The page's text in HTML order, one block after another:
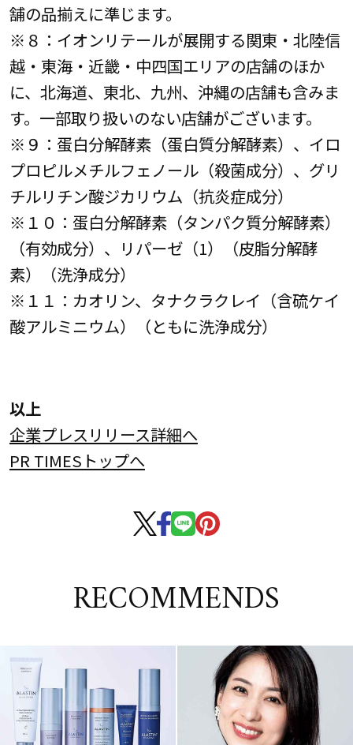
舗の品揃えに準じます。
※８：イオンリテールが展開する関東・北陸信
越・東海・近畿・中四国エリアの店舗のほか
に、北海道、東北、九州、沖縄の店舗も含みま
す。一部取り扱いのない店舗がございます。
※９：蛋白分解酵素（蛋白質分解酵素）、イロ
プロピルメチルフェノール（殺菌成分）、グリ
チルリチン酸ジカリウム（抗炎症成分）
※１０：蛋白分解酵素（タンパク質分解酵素）
（有効成分）、リパーゼ（1）（皮脂分解酵
素）（洗浄成分）
※１１：カオリン、タナクラクレイ（含硫ケイ
酸アルミニウム）（ともに洗浄成分）
以上
企業プレスリリース詳細へ
PR TIMESトップへ
RECOMMENDS